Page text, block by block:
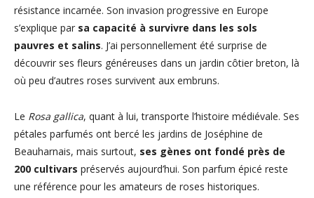
résistance incarnée. Son invasion progressive en Europe
s’explique par sa capacité à survivre dans les sols
pauvres et salins. J’ai personnellement été surprise de
découvrir ses fleurs généreuses dans un jardin côtier breton, là
où peu d’autres roses survivent aux embruns.
Le Rosa gallica, quant à lui, transporte l’histoire médiévale. Ses
pétales parfumés ont bercé les jardins de Joséphine de
Beauharnais, mais surtout, ses gènes ont fondé près de
200 cultivars préservés aujourd’hui. Son parfum épicé reste
une référence pour les amateurs de roses historiques.